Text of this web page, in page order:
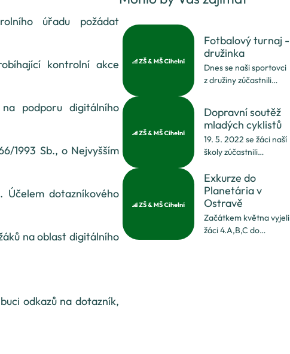
úřadu požádat
kontrolní akce
podporu digitálního
1993 Sb., o Nejvyšším
Účelem dotazníkového
na oblast digitálního
odkazů na dotazník,
Fotbalový turnaj -
družinka
Dnes se naši sportovci
z družiny zúčastnili
ZŠ U Lesa. I přesto, že
nám počasí nepřálo
a zápas se uskutečnil
v tělocvičně, bojovali
jako tygři a vybojov
Dopravní soutěž
mladých cyklistů
19. 5. 2022 se žáci naší
školy zúčastnili
mladých cyklistů.
Soutěž se skládala
z teoretické
a praktické části.
Zastoupení jsme měli
Exkurze do
Planetária v
Ostravě
Začátkem května vyjeli
žáci 4.A,B,C do